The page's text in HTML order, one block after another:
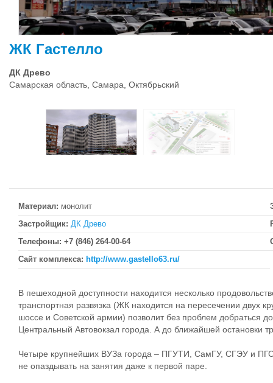
ЖК Гастелло
ДК Древо
Самарская область, Самара, Октябрьский
Материал: монолит
Застройщик: ДК Древо
Телефоны: +7 (846) 264-00-64
Сайт комплекса: http://www.gastello63.ru/
В пешеходной доступности находится несколько
транспортная развязка (ЖК находится на пересечении двух
шоссе и Советской армии) позволит без проблем добраться
Центральный Автовокзал города. А до ближайшей остановки
Четыре крупнейших ВУЗа города – ПГУТИ, СамГУ, СГЭУ и
не опаздывать на занятия даже к первой паре.